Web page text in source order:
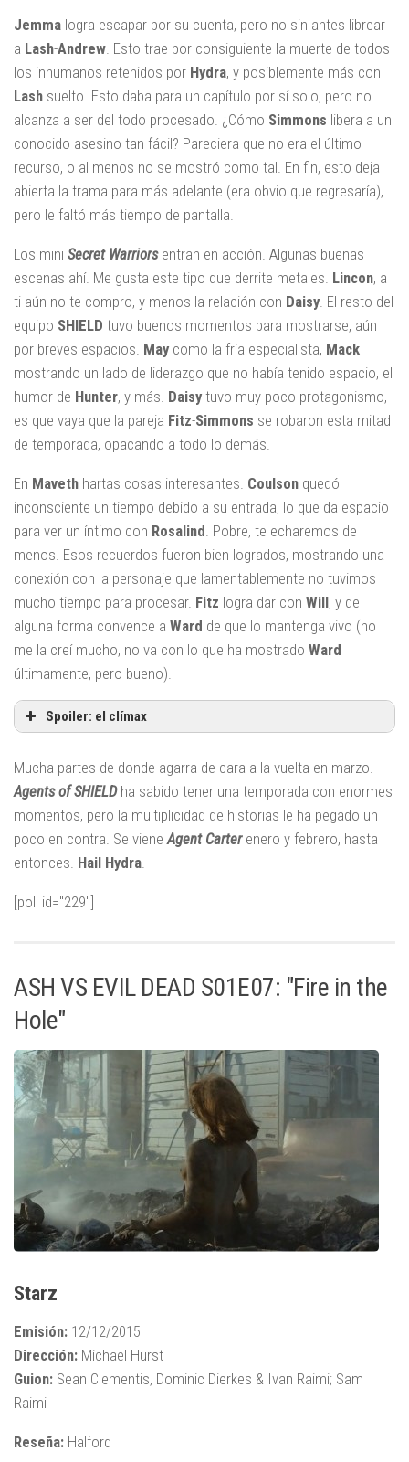
Jemma logra escapar por su cuenta, pero no sin antes librear
a Lash-Andrew. Esto trae por consiguiente la muerte de todos
los inhumanos retenidos por Hydra, y posiblemente más con
Lash suelto. Esto daba para un capítulo por sí solo, pero no
alcanza a ser del todo procesado. ¿Cómo Simmons libera a un
conocido asesino tan fácil? Pareciera que no era el último
recurso, o al menos no se mostró como tal. En fin, esto deja
abierta la trama para más adelante (era obvio que regresaría),
pero le faltó más tiempo de pantalla.
Los mini Secret Warriorsentran en acción. Algunas buenas
escenas ahí. Me gusta este tipo que derrite metales. Lincon, a
ti aún no te compro, y menos la relación con Daisy . El resto del
equipo SHIELD tuvo buenos momentos para mostrarse, aún
por breves espacios. May como la fría especialista, Mack
mostrando un lado de liderazgo que no había tenido espacio, el
humor de Hunter, y más. Daisy tuvo muy poco protagonismo,
es que vaya que la pareja Fitz-Simmons se robaron esta mitad
de temporada, opacando a todo lo demás.
En Maveth hartas cosas interesantes. Coulson quedó
inconsciente un tiempo debido a su entrada, lo que da espacio
para ver un íntimo con Rosalind . Pobre, te echaremos de
menos. Esos recuerdos fueron bien logrados, mostrando una
conexión con la personaje que lamentablemente no tuvimos
mucho tiempo para procesar. Fitz logra dar con Will, y de
alguna forma convence a Ward de que lo mantenga vivo (no
me la creí mucho, no va con lo que ha mostrado Ward
últimamente, pero bueno).
Spoiler: el clímax
Heroes Flash
Mucha partes de donde agarra de cara a la vuelta en marzo.
Agents ofSHIELD ha sabido tener una temporada con enormes
momentos, pero la multiplicidad de historias le ha pegado un
poco en contra. Se vieneAgent Carter enero y febrero, hasta
entonces. Hail Hydra.
[poll id="229"]
ASH VS EVIL DEAD S01E07: "Fire in the
Hole"
Starz
Emisión: 12/12/2015
Dirección: Michael Hurst
Guion: Sean Clementis, Dominic Dierkes & Ivan Raimi; Sam
Raimi
Reseña: Halford